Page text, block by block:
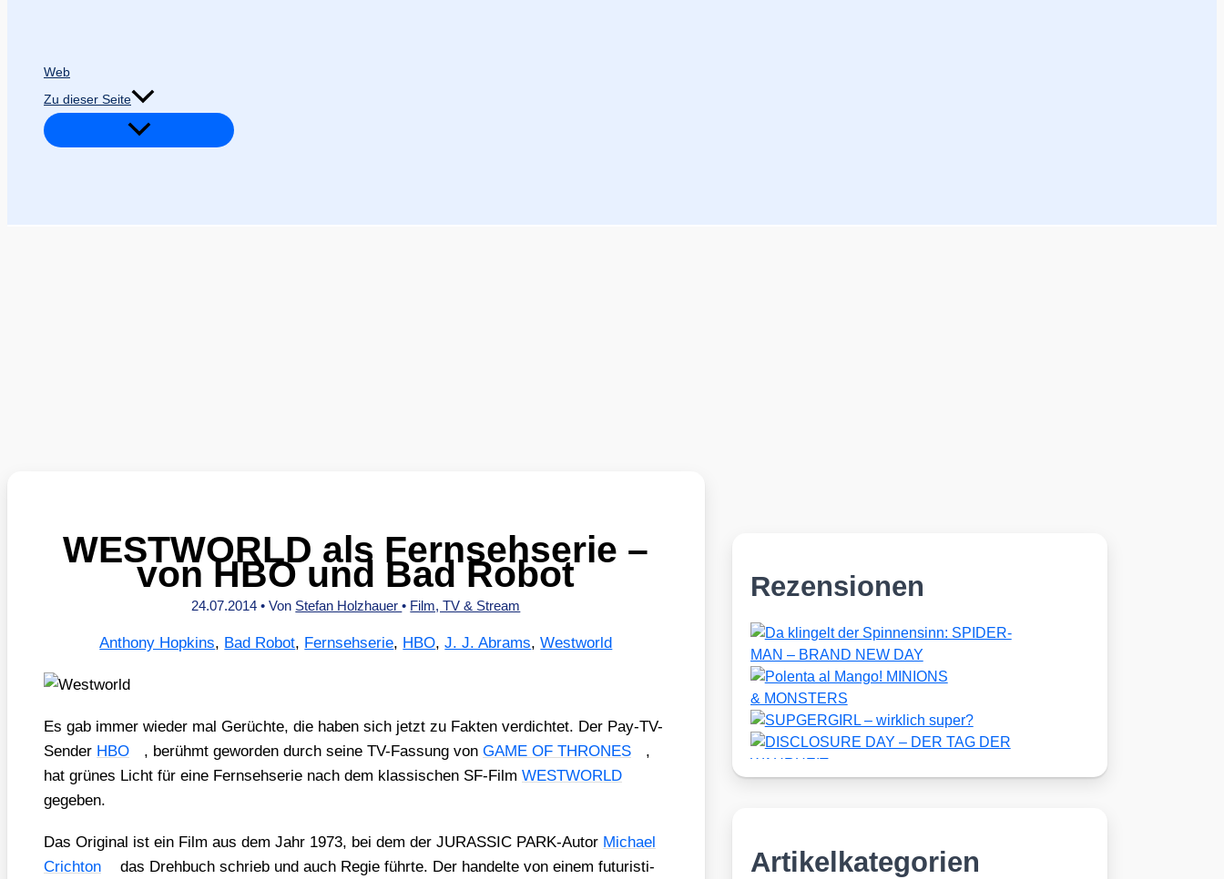
Web
Zu dieser Seite
WESTWORLD als Fernsehserie –
von HBO und Bad Robot
24.07.2014• Von Stefan Holzhauer• Film, TV & Stream
Anthony Hopkins, Bad Robot, Fernsehserie, HBO,J. J. Abrams,Westworld
Es gab immer wie­der mal Gerüch­te, die haben sich jetzt zu Fak­ten ver­dich­tet. Der Pay-TV-
Sen­der HBO , berühmt gewor­den durch sei­ne TV-Fas­sung von GAME OF THRONES
,
hat grü­nes Licht für eine Fern­seh­se­rie nach dem klas­si­schen SF-Film WESTWORLD
gege­ben.
Das Ori­gi­nal ist ein Film aus dem Jahr 1973, bei dem der JURASSIC PARK-Autor Micha­el
Crich­ton
das Dreh­buch schrieb und auch Regie führ­te. Der han­del­te von einem futu­ris­ti­
Rezensionen
Artikelkategorien